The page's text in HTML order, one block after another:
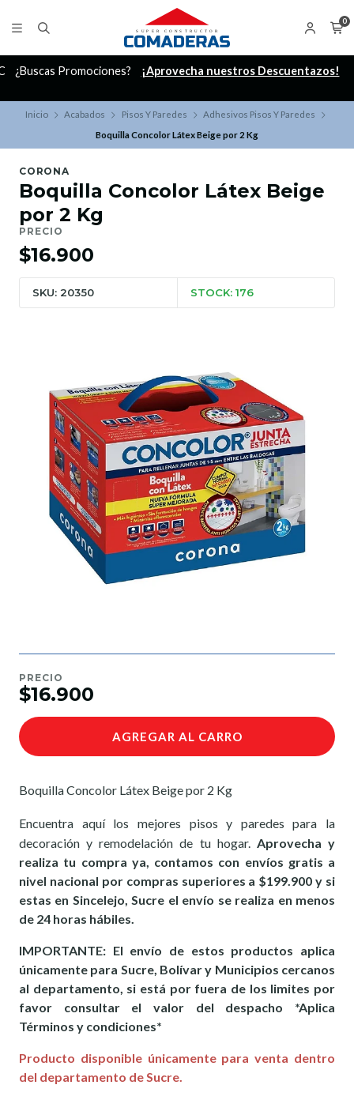
0
¿Buscas Promociones? ¡Aprovecha nuestros Descuentazos!
Inicio Acabados Pisos Y Paredes
Adhesivos Pisos Y Paredes
Boquilla Concolor Látex Beige por 2 Kg
CORONA
Boquilla Concolor Látex Beige
por 2 Kg
PRECIO
$16.900
SKU: 20350 STOCK: 176
PRECIO
$16.900
AGREGAR AL CARRO
Boquilla Concolor Látex Beige por 2 Kg
Encuentra aquí los mejores pisos y paredes para la
decoración y remodelación de tu hogar. Aprovecha y
realiza tu compra ya, contamos con envíos gratis a
nivel nacional por compras superiores a $199.900 y si
estas en Sincelejo, Sucre el envío se realiza en menos
de 24 horas hábiles.
IMPORTANTE: El envío de estos productos aplica
únicamente para Sucre, Bolívar y Municipios cercanos
al departamento, si está por fuera de los limites por
favor consultar el valor del despacho *Aplica
Términos y condiciones*
Producto disponible únicamente para venta dentro
del departamento de Sucre.